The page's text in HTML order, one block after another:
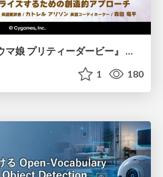
【CEDEC2026】『ウマ娘 プリティーダービー』 英語版のキャラクターの方言や口調をローカライズするための創造的アプローチ
1 180